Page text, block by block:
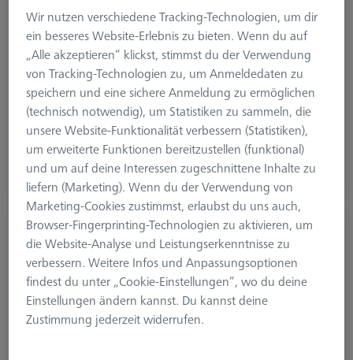
Material
Kunststoff
Messgerät
METROTOM 1500, VoluMax 9 titan, BOSELLO MAX
CHF 3,340.00
zzgl. USt.
Verfügbar
OmniFix CT flex
626170-0011-580
Wir nutzen verschiedene Tracking-Technologien, um dir
ein besseres Website-Erlebnis zu bieten. Wenn du auf
„Alle akzeptieren“ klickst, stimmst du der Verwendung
von Tracking-Technologien zu, um Anmeldedaten zu
speichern und eine sichere Anmeldung zu ermöglichen
(technisch notwendig), um Statistiken zu sammeln, die
unsere Website-Funktionalität verbessern (Statistiken),
um erweiterte Funktionen bereitzustellen (funktional)
und um auf deine Interessen zugeschnittene Inhalte zu
liefern (Marketing). Wenn du der Verwendung von
Marketing-Cookies zustimmst, erlaubst du uns auch,
Browser-Fingerprinting-Technologien zu aktivieren, um
die Website-Analyse und Leistungserkenntnisse zu
verbessern. Weitere Infos und Anpassungsoptionen
findest du unter „Cookie-Einstellungen“, wo du deine
Einstellungen ändern kannst. Du kannst deine
Zustimmung jederzeit widerrufen.